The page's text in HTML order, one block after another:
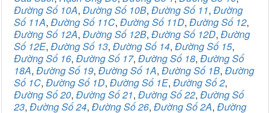
Đường Số 10A, Đường Số 10B, Đường Số 11, Đường
Số 11A, Đường Số 11C, Đường Số 11D, Đường Số 12,
Đường Số 12A, Đường Số 12B, Đường Số 12D, Đường
Số 12E, Đường Số 13, Đường Số 14, Đường Số 15,
Đường Số 16, Đường Số 17, Đường Số 18, Đường Số
18A, Đường Số 19, Đường Số 1A, Đường Số 1B, Đường
Số 1C, Đường Số 1D, Đường Số 1E, Đường Số 2,
Đường Số 20, Đường Số 21, Đường Số 22, Đường Số
23, Đường Số 24, Đường Số 26, Đường Số 2A, Đường